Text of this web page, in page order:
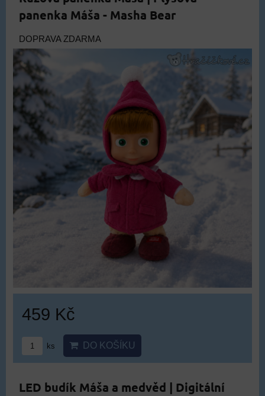
panenka Máša - Masha Bear
DOPRAVA ZDARMA
459 Kč
ks DO KOŠÍKU
LED budík Máša a medvěd | Digitální